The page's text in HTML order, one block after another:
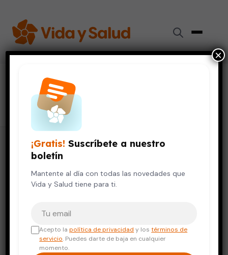
arritmia
80 artículos
¡Gratis! Suscríbete a nuestro
boletín
Mantente al día con todas las novedades que
Vida y Salud tiene para ti.
Acepto lapolítica de privacidad y lostérminos de
servicio. Puedes darte de baja en cualquier
momento.
×